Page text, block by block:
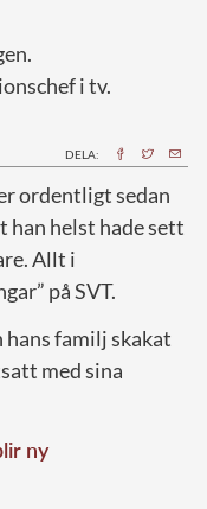
i tv.
DELA:
ordentligt sedan
han helst hade sett
Allt i
på SVT.
hans familj skakat
med sina
ny